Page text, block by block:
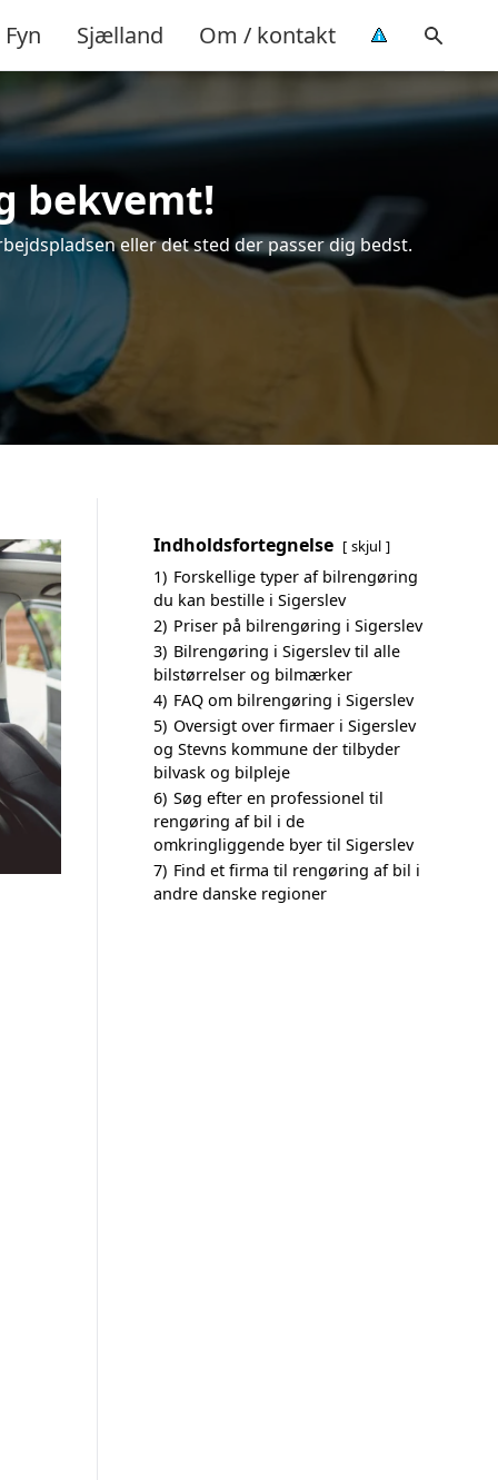
Fyn Sjælland Om / kontakt
bekvemt!
eller det sted der passer dig bedst.
Indholdsfortegnelse skjul
1) Forskellige typer af bilrengøring
du kan bestille i Sigerslev
2) Priser på bilrengøring i Sigerslev
3) Bilrengøring i Sigerslev til alle
bilstørrelser og bilmærker
4) FAQ om bilrengøring i Sigerslev
5) Oversigt over firmaer i Sigerslev
og Stevns kommune der tilbyder
bilvask og bilpleje
6) Søg efter en professionel til
rengøring af bil i de
omkringliggende byer til Sigerslev
7) Find et firma til rengøring af bil i
andre danske regioner